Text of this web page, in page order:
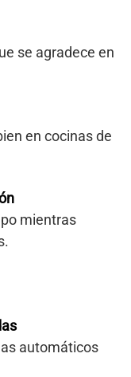
se agradece en
en cocinas de
mientras
automáticos